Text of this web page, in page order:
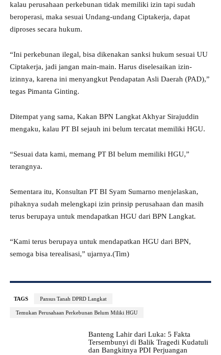
kalau perusahaan perkebunan tidak memiliki izin tapi sudah
beroperasi, maka sesuai Undang-undang Ciptakerja, dapat
diproses secara hukum.
“Ini perkebunan ilegal, bisa dikenakan sanksi hukum sesuai UU
Ciptakerja, jadi jangan main-main. Harus diselesaikan izin-
izinnya, karena ini menyangkut Pendapatan Asli Daerah (PAD),”
tegas Pimanta Ginting.
Ditempat yang sama, Kakan BPN Langkat Akhyar Sirajuddin
mengaku, kalau PT BI sejauh ini belum tercatat memiliki HGU.
“Sesuai data kami, memang PT BI belum memiliki HGU,”
terangnya.
Sementara itu, Konsultan PT BI Syam Sumarno menjelaskan,
pihaknya sudah melengkapi izin prinsip perusahaan dan masih
terus berupaya untuk mendapatkan HGU dari BPN Langkat.
“Kami terus berupaya untuk mendapatkan HGU dari BPN,
semoga bisa terealisasi,” ujarnya.(Tim)
TAGS Pansus Tanah DPRD Langkat
Temukan Perusahaan Perkebunan Belum Miliki HGU
Banteng Lahir dari Luka: 5 Fakta
Tersembunyi di Balik Tragedi Kudatuli
dan Bangkitnya PDI Perjuangan